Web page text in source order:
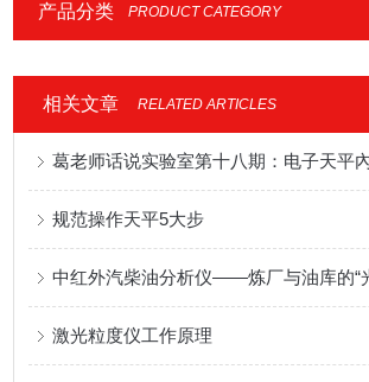
产品分类 PRODUCT CATEGORY
相关文章 RELATED ARTICLES
葛老师话说实验室第十八期：电子天平
规范操作天平5大步
中红外汽柴油分析仪——炼厂与油库的“
激光粒度仪工作原理